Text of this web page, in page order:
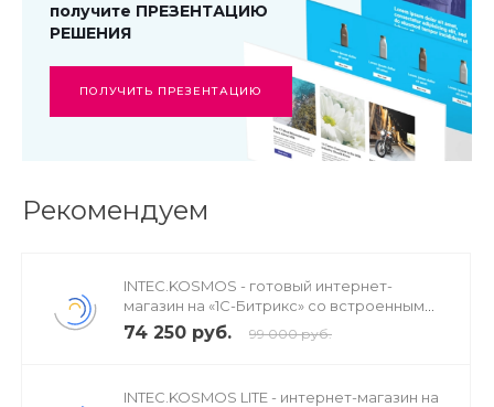
получите ПРЕЗЕНТАЦИЮ
РЕШЕНИЯ
ПОЛУЧИТЬ ПРЕЗЕНТАЦИЮ
Рекомендуем
INTEC.KOSMOS - готовый интернет-
магазин на «1С-Битрикс» со встроенным
искусственным интеллектом
74 250 руб. 99 000 руб.
INTEC.KOSMOS LITE - интернет-магазин на